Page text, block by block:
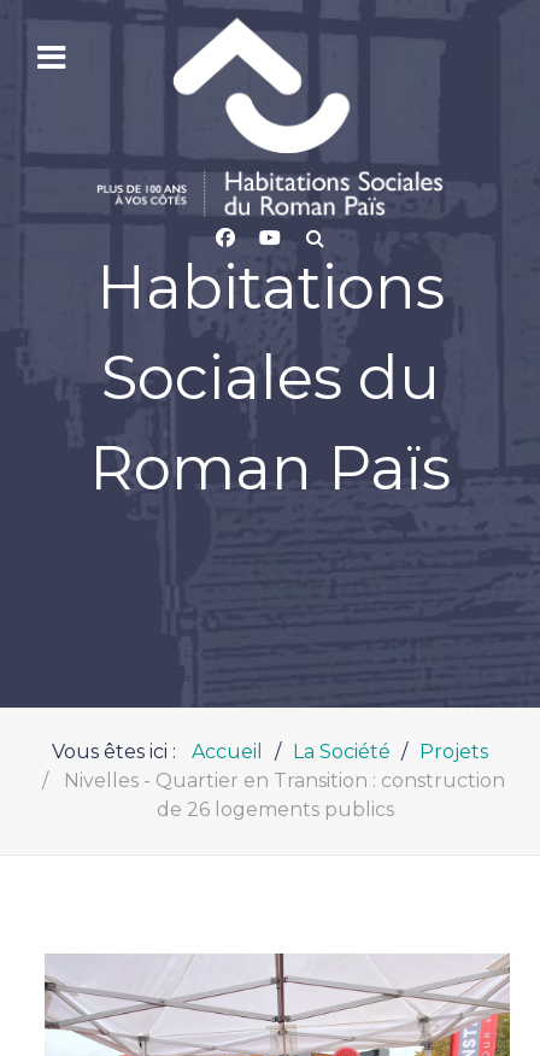
Habitations
Sociales du
Roman Païs
Vous êtes ici : Accueil La Société
Projets
Nivelles - Quartier en Transition : construction
de 26 logements publics